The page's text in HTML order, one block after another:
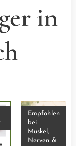
in
Empfohlen
bei
Muskel,
Nerven &